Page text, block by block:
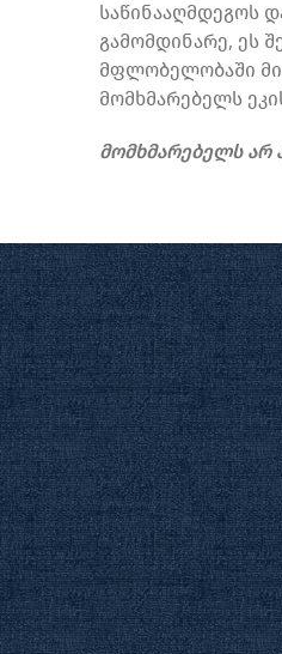
საწინააღმდეგოს
გამომდინარე, ეს
მფლობელობაში
მომხმარებელს
მომხმარებელს არ